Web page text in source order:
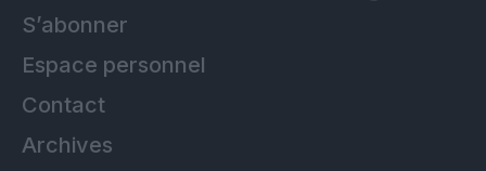
S’abonner
Espace personnel
Contact
Archives